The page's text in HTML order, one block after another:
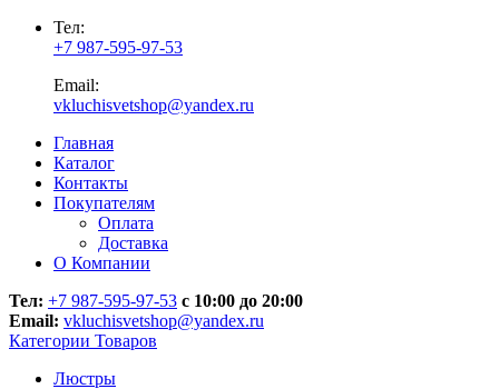
Тел:
+7 987-595-97-53
Email:
vkluchisvetshop@yandex.ru
Главная
Каталог
Контакты
Покупателям
Оплата
Доставка
О Компании
Тел: +7 987-595-97-53 с 10:00 до 20:00
Email: vkluchisvetshop@yandex.ru
Категории Товаров
Люстры